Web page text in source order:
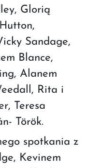
Glorią
Sandage,
Blance,
Alanem
Rita i
Teresa
Török.
spotkania z
Kevinem